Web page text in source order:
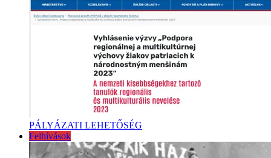
PÁLYÁZATI LEHETŐSÉG
Felhívások